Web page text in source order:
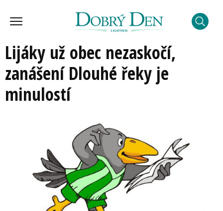
Lijáky už obec nezaskočí,
zanášení Dlouhé řeky je
minulostí